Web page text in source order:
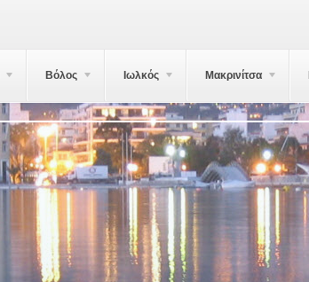
Βόλος Ιωλκός Μακρινίτσα